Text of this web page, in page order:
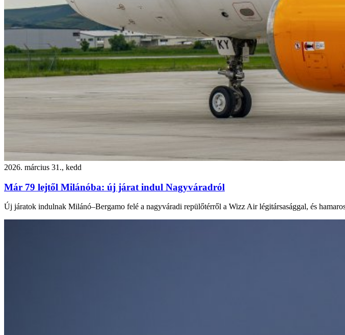
2026. március 31., kedd
Már 79 lejtől Milánóba: új járat indul Nagyváradról
Új járatok indulnak Milánó–Bergamo felé a nagyváradi repülőtérről a Wizz Air légitársasággal, és